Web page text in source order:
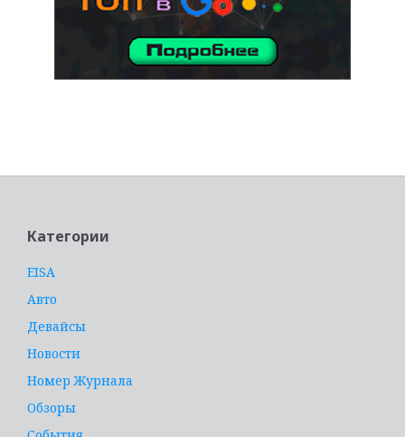
Категории
EISA
Авто
Девайсы
Новости
Номер Журнала
Обзоры